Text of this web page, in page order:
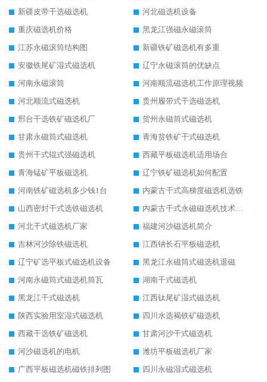
新疆皮带干选磁选机
河北磁选机设备
重庆磁选机价格
黑龙江强磁永磁滚筒
江苏永磁滚筒结构图
新疆铁矿磁选机有多重
安徽铁尾矿湿式磁选机
辽宁永磁滚筒的优缺点
河南永磁滚筒
河南顺流磁选机工作原理视频
河北顺流式磁选机
贵州履带式干选磁选机
邢台干选铁矿磁选机厂
贺州永磁筒式磁选机
甘肃永磁筒式磁选机
青海贫铁矿干式磁选机
贵州干式辊式强磁选机
西藏平板磁选机适用场合
青海锰矿平板磁选机
辽宁铁矿磁选机如何配置
河南铁矿磁选机多少钱1台
内蒙古干式高梯度磁选机选铁
山西密封干式选铁磁选机
内蒙古干式永磁磁选机技术要求
河北干式磁选机厂家
福建河沙磁选机简介
吉林河沙除铁磁选机
江西钠长石平板磁选机
辽宁矿选平板式磁选机设备
黑龙江永磁筒式磁选机退磁
河南永磁筒式磁选机筒瓦
湖南干式磁选机
黑龙江干式磁选机
江西钛尾矿湿式磁选机
陕西实验用室湿式磁选机
四川水选褐铁矿磁选机
西藏干选铁矿磁选机
甘肃河沙干式磁选机
河沙磁选机的电机
潍坊平板磁选机厂家
广西平板磁选机磁铁排列图
四川永磁湿式磁选机